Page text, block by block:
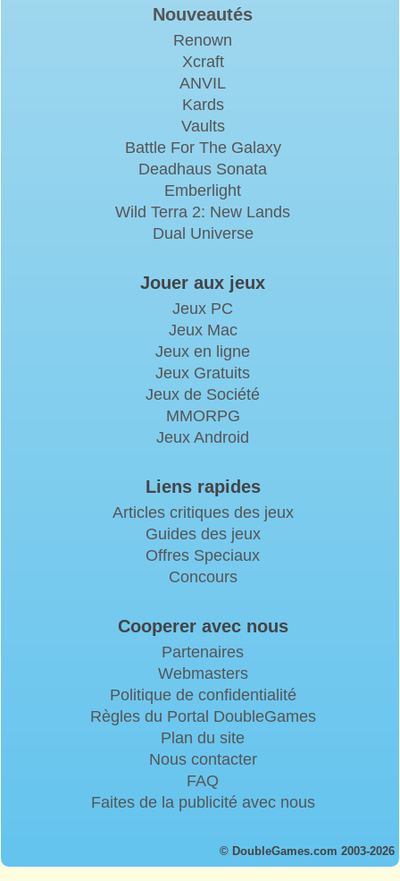
Nouveautés
Renown
Xcraft
ANVIL
Kards
Vaults
Battle For The Galaxy
Deadhaus Sonata
Emberlight
Wild Terra 2: New Lands
Dual Universe
Jouer aux jeux
Jeux PC
Jeux Mac
Jeux en ligne
Jeux Gratuits
Jeux de Société
MMORPG
Jeux Android
Liens rapides
Articles critiques des jeux
Guides des jeux
Offres Speciaux
Concours
Cooperer avec nous
Partenaires
Webmasters
Politique de confidentialité
Règles du Portal DoubleGames
Plan du site
Nous contacter
FAQ
Faites de la publicité avec nous
© DoubleGames.com 2003-2026